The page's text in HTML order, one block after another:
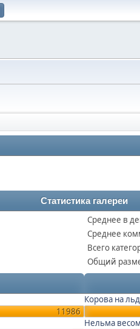
Статистика галереи
Среднее в
Среднее
Всего
Общий
11986
Корова на
Нельма